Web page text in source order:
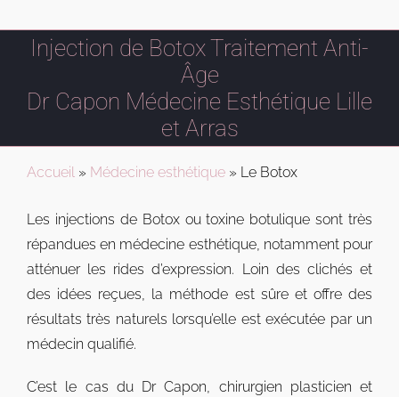
Injection de Botox Traitement Anti-
Âge
Dr Capon Médecine Esthétique Lille
et Arras
Accueil » Médecine esthétique » Le Botox
Les injections de Botox ou toxine botulique sont très
répandues en médecine esthétique, notamment pour
atténuer les rides d’expression. Loin des clichés et
des idées reçues, la méthode est sûre et offre des
résultats très naturels lorsqu’elle est exécutée par un
médecin qualifié.
C’est le cas du Dr Capon, chirurgien plasticien et